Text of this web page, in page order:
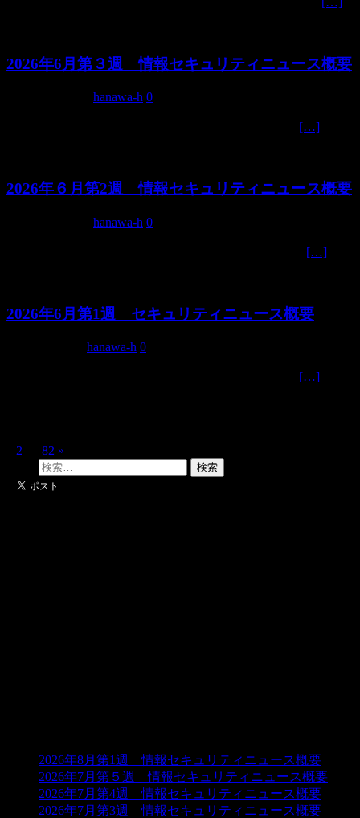
2026年6月第３週 情報セキュリティニュース概要
hanawa-h 0
[…]
2026年６月第2週 情報セキュリティニュース概要
hanawa-h 0
[…]
2026年6月第1週 セキュリティニュース概要
hanawa-h 0
[…]
2 82 »
2026年8月第1週 情報セキュリティニュース概要
2026年7月第５週 情報セキュリティニュース概要
2026年7月第4週 情報セキュリティニュース概要
2026年7月第3週 情報セキュリティニュース概要